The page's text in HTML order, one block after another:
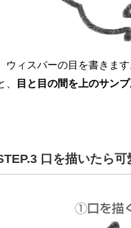
ウィスパーの目を書きま
目と目の間を上のサン
口を描いたら可